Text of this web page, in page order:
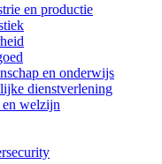
en productie
en onderwijs
dienstverlening
welzijn